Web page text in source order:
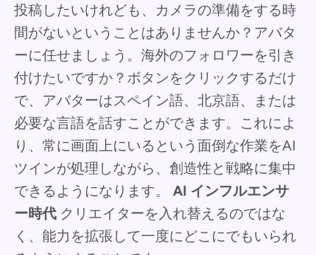
投稿したいけれども、カメラの準備をする時
間がないということはありませんか？アバタ
ーに任せましょう。海外のフォロワーを引き
付けたいですか？ボタンをクリックするだけ
で、アバターはスペイン語、北京語、または
必要な言語を話すことができます。これによ
り、常に画面上にいるという面倒な作業をAI
ツインが処理しながら、創造性と戦略に集中
できるようになります。 AI インフルエンサ
ー時代 クリエイターを入れ替えるのではな
く、能力を拡張して一度にどこにでもいられ